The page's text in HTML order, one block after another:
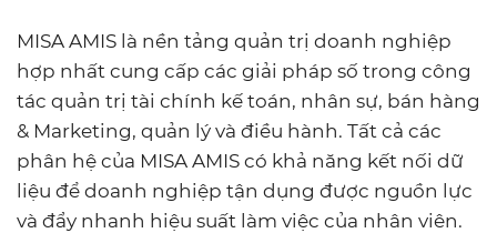
MISA AMIS là nền tảng quản trị doanh nghiệp
hợp nhất cung cấp các giải pháp số trong công
tác quản trị tài chính kế toán, nhân sự, bán hàng
& Marketing, quản lý và điều hành. Tất cả các
phân hệ của MISA AMIS có khả năng kết nối dữ
liệu để doanh nghiệp tận dụng được nguồn lực
và đẩy nhanh hiệu suất làm việc của nhân viên.